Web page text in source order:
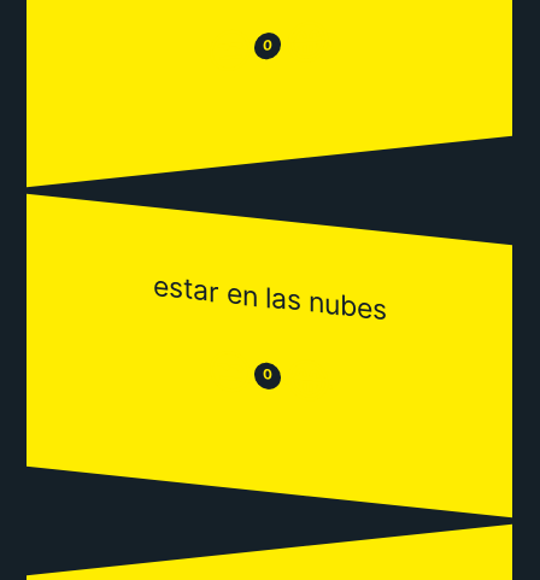
😒 0 😂
estar en las nubes
😒 0 😂